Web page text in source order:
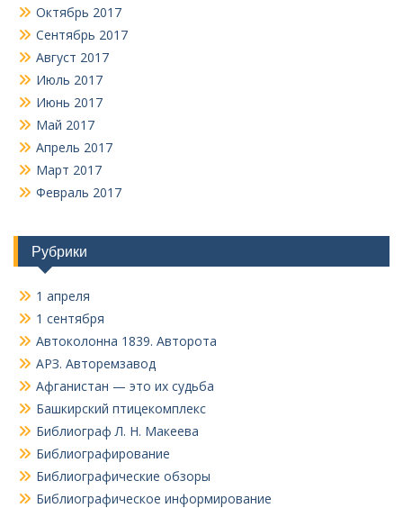
Октябрь 2017
Сентябрь 2017
Август 2017
Июль 2017
Июнь 2017
Май 2017
Апрель 2017
Март 2017
Февраль 2017
Рубрики
1 апреля
1 сентября
Автоколонна 1839. Авторота
АРЗ. Авторемзавод
Афганистан — это их судьба
Башкирский птицекомплекс
Библиограф Л. Н. Макеева
Библиографирование
Библиографические обзоры
Библиографическое информирование